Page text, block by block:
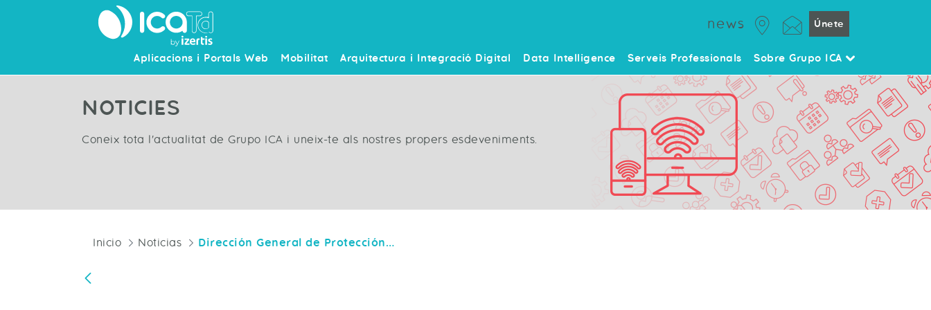
news Únete
Aplicacions i Portals Web Mobilitat Arquitectura i Integració Digital Data Intelligence Serveis Professionals Sobre Grupo ICA
NOTICIES
Coneix tota l'actualitat de Grupo ICA i uneix-te als nostres propers esdeveniments.
Inicio Noticias Dirección General de Protección Civil y Emergencias: así impulsamos sus portales web